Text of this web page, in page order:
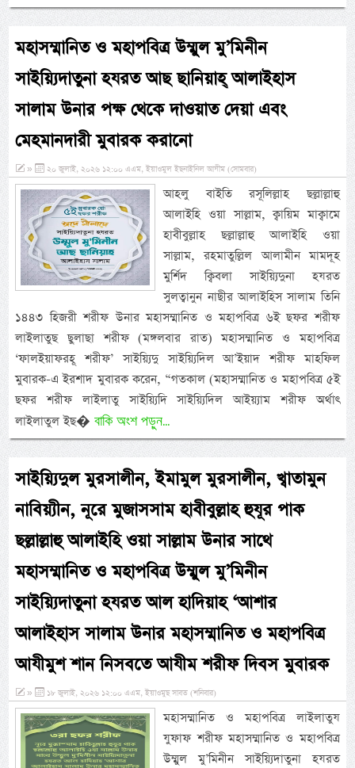
মহাসম্মানিত ও মহাপবিত্র উম্মুল মু’মিনীন
সাইয়্যিদাতুনা হযরত আছ ছানিয়াহ্ আলাইহাস
সালাম উনার পক্ষ থেকে দাওয়াত দেয়া এবং
মেহমানদারী মুবারক করানো
» ২০ জুলাই, ২০২৬ ১২:০০ এএম, ইয়াওমুল ইছনাইনিল আযীম (সোমবার)
আহলু বাইতি রসূলিল্লাহ ছল্লাল্লাহু
আলাইহি ওয়া সাল্লাম, ক্বায়িম মাক্বামে
হাবীবুল্লাহ ছল্লাল্লাহু আলাইহি ওয়া
সাল্লাম, রহমাতুল্লিল আলামীন মামদূহ
মুর্শিদ ক্বিবলা সাইয়্যিদুনা হযরত
সুলত্বানুন নাছীর আলাইহিস সালাম তিনি
১৪৪৩ হিজরী শরীফ উনার মহাসম্মানিত ও মহাপবিত্র ৬ই ছফর শরীফ
লাইলাতুছ ছুলাছা শরীফ (মঙ্গলবার রাত) মহাসম্মানিত ও মহাপবিত্র
‘ফালইয়াফরহূ শরীফ’ সাইয়্যিদু সাইয়্যিদিল আ’ইয়াদ শরীফ মাহফিল
মুবারক-এ ইরশাদ মুবারক করেন, “গতকাল (মহাসম্মানিত ও মহাপবিত্র ৫ই
ছফর শরীফ লাইলাতু সাইয়্যিদি সাইয়্যিদিল আইয়্যাম শরীফ অর্থাৎ
লাইলাতুল ইছ�বাকি অংশ পড়ুন...
সাইয়্যিদুল মুরসালীন, ইমামুল মুরসালীন, খ্বাতামুন
নাবিয়্যীন, নূরে মুজাসসাম হাবীবুল্লাহ হুযূর পাক
ছল্লাল্লাহু আলাইহি ওয়া সাল্লাম উনার সাথে
মহাসম্মানিত ও মহাপবিত্র উম্মুল মু’মিনীন
সাইয়্যিদাতুনা হযরত আল হাদিয়াহ ‘আশার
আলাইহাস সালাম উনার মহাসম্মানিত ও মহাপবিত্র
আযীমুশ শান নিসবতে আযীম শরীফ দিবস মুবারক
» ১৮ জুলাই, ২০২৬ ১২:০০ এএম, ইয়াওমুছ সাবত (শনিবার)
মহাসম্মানিত ও মহাপবিত্র লাইলাতুয
যুফাফ শরীফ মহাসম্মানিত ও মহাপবিত্র
উম্মুল মু’মিনীন সাইয়্যিদাতুনা হযরত